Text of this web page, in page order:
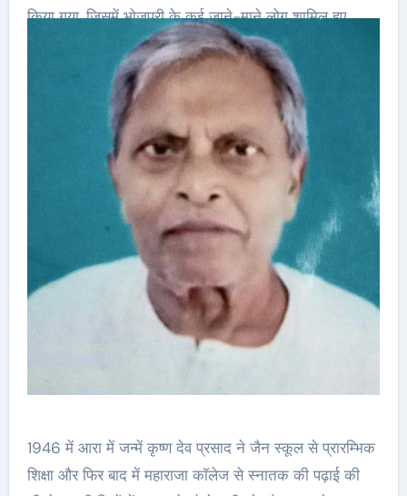
किया गया, जिसमें भोजपुरी के कई जाने-माने लोग शामिल हुए.
1946 में आरा में जन्में कृष्ण देव प्रसाद ने जैन स्कूल से प्रारम्भिक
शिक्षा और फिर बाद में महाराजा कॉलेज से स्नातक की पढ़ाई की